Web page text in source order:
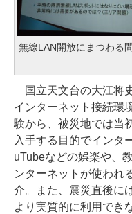
無線LAN開放にまつわる
国立天文台の大江将
インターネット接続環
験から、被災地では当
入手する目的でインタ
uTubeなどの娯楽や、
ンターネットが使われ
介。また、震災直後に
より実質的に利用でき